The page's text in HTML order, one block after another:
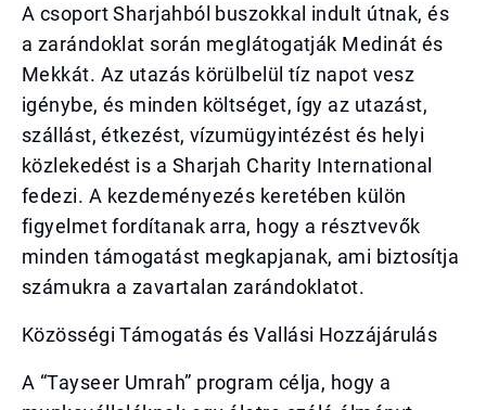
A csoport Sharjahból buszokkal indult útnak, és
a zarándoklat során meglátogatják Medinát és
Mekkát. Az utazás körülbelül tíz napot vesz
igénybe, és minden költséget, így az utazást,
szállást, étkezést, vízumügyintézést és helyi
közlekedést is a Sharjah Charity International
fedezi. A kezdeményezés keretében külön
figyelmet fordítanak arra, hogy a résztvevők
minden támogatást megkapjanak, ami biztosítja
számukra a zavartalan zarándoklatot.
Közösségi Támogatás és Vallási Hozzájárulás
A “Tayseer Umrah” program célja, hogy a